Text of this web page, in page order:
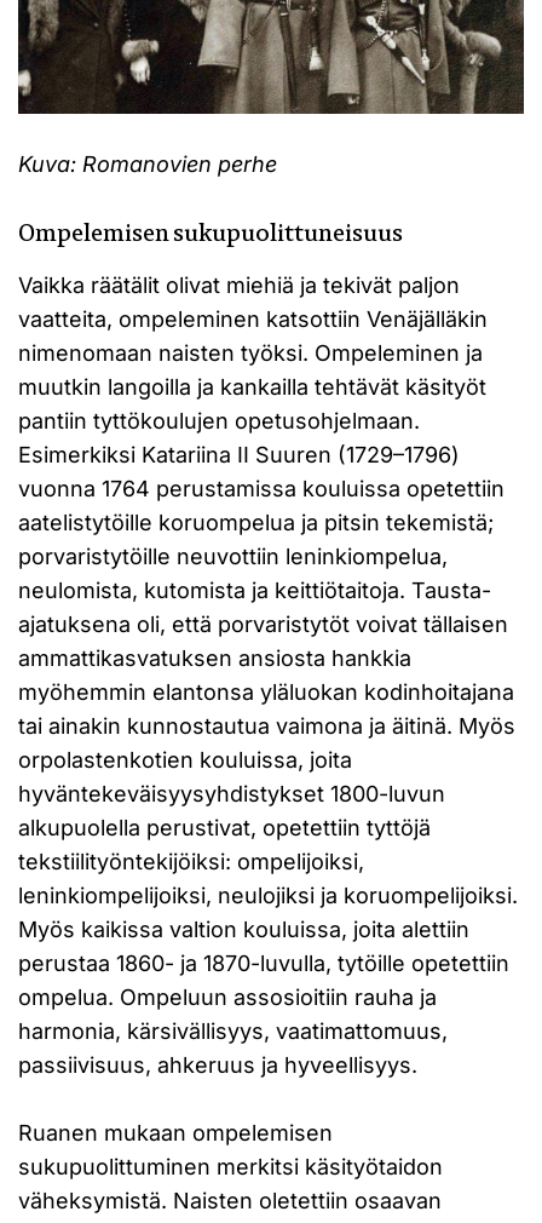
Kuva: Romanovien perhe
Ompelemisen sukupuolittuneisuus
Vaikka räätälit olivat miehiä ja tekivät paljon
vaatteita, ompeleminen katsottiin Venäjälläkin
nimenomaan naisten työksi. Ompeleminen ja
muutkin langoilla ja kankailla tehtävät käsityöt
pantiin tyttökoulujen opetusohjelmaan.
Esimerkiksi Katariina II Suuren (1729–1796)
vuonna 1764 perustamissa kouluissa opetettiin
aatelistytöille koruompelua ja pitsin tekemistä;
porvaristytöille neuvottiin leninkiompelua,
neulomista, kutomista ja keittiötaitoja. Tausta-
ajatuksena oli, että porvaristytöt voivat tällaisen
ammattikasvatuksen ansiosta hankkia
myöhemmin elantonsa yläluokan kodinhoitajana
tai ainakin kunnostautua vaimona ja äitinä. Myös
orpolastenkotien kouluissa, joita
hyväntekeväisyysyhdistykset 1800-luvun
alkupuolella perustivat, opetettiin tyttöjä
tekstiilityöntekijöiksi: ompelijoiksi,
leninkiompelijoiksi, neulojiksi ja koruompelijoiksi.
Myös kaikissa valtion kouluissa, joita alettiin
perustaa 1860- ja 1870-luvulla, tytöille opetettiin
ompelua. Ompeluun assosioitiin rauha ja
harmonia, kärsivällisyys, vaatimattomuus,
passiivisuus, ahkeruus ja hyveellisyys.
Ruanen mukaan ompelemisen
sukupuolittuminen merkitsi käsityötaidon
väheksymistä. Naisten oletettiin osaavan